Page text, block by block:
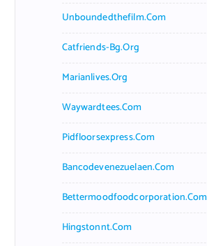
Unboundedthefilm.com
Catfriends-Bg.org
Marianlives.org
Waywardtees.com
Pidfloorsexpress.com
Bancodevenezuelaen.com
Bettermoodfoodcorporation.com
Hingstonnt.com